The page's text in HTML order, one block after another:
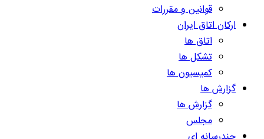
قوانین و مقررات
ارکان اتاق ایران
اتاق ها
تشکل ها
کمیسیون ها
گزارش ها
گزارش ها
مجلس